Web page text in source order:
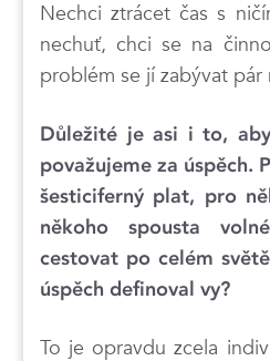
Nechci ztrácet čas s
nechuť, chci se na
problém se jí zabývat
Důležité je asi i to,
považujeme za úspěch.
šesticiferný plat, pro
někoho spousta
cestovat po celém
úspěch definoval vy?
To je opravdu zcela